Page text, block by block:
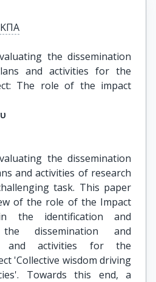
the dissemination
and activities for the
The role of the impact
the dissemination
and activities of research
task. This paper
of the role of the Impact
the identification and
dissemination and
and activities for the
'Collective wisdom driving
Towards this end, a